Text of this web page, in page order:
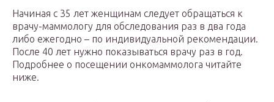
Начиная с 35 лет женщинам следует обращаться к
врачу-маммологу для обследования раз в два года
либо ежегодно – по индивидуальной рекомендации.
После 40 лет нужно показываться врачу раз в год.
Подробнее о посещении онкомаммолога читайте
ниже.